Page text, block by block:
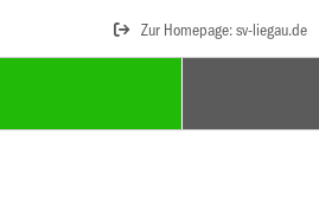
Zur Homepage: sv-liegau.de